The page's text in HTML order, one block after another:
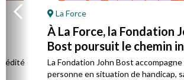
édité
La Force
À La Force, la Fondation
Bost poursuit le chemin
par son fondateur
La Fondation John Bost
personne en situation de handicap,